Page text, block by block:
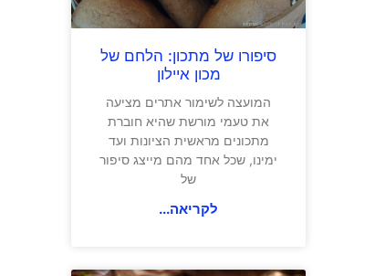
סיפורו של מתכון: הלחם של
מכון איילון
המועצה לשימור אתרים מציעה
את טעמי מורשת שהיא חוברת
מתכונים מראשית הציונות ועד
ימינו, שכל אחד מהם מייצג סיפור
של
לקריאה...